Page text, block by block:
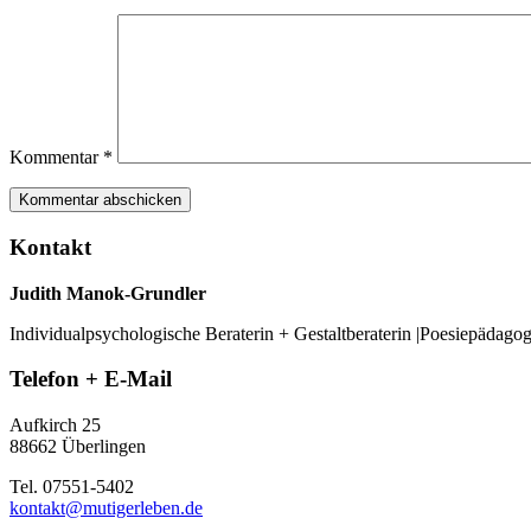
Kommentar *
Kontakt
Judith Manok-Grundler
Individualpsychologische Beraterin + Gestaltberaterin
Telefon + E-Mail
Aufkirch 25
88662 Überlingen
Tel. 07551-5402
kontakt@mutigerleben.de